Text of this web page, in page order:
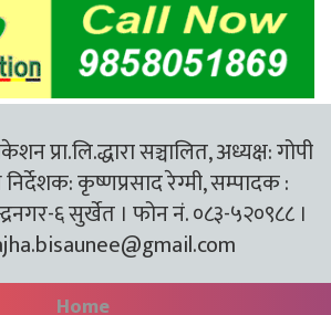
प्रा.लि.द्धारा सञ्चालित, अध्यक्ष: गोपी
निर्देशक: कृष्णप्रसाद रेग्मी, सम्पादक :
६ सुर्खेत । फोन नं. ०८३-५२०९८८ ।
Home